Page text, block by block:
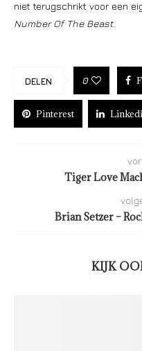
niet terugschrikt voor een
Number Of The Beast.
DELEN 0
Pinterest
Tiger Love
Brian Setzer –
KIJK